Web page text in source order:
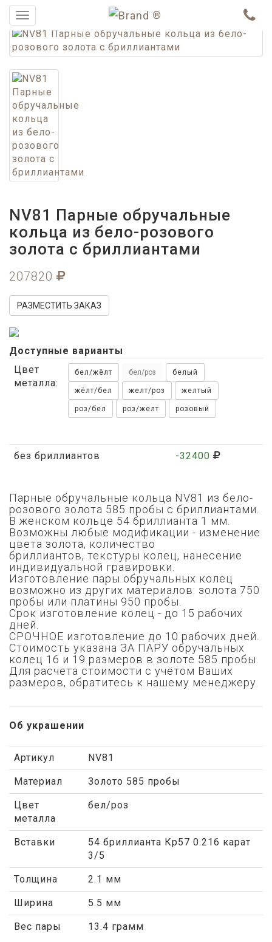
Меню ®
NV81 Парные обручальные
кольца из бело-розового
золота с бриллиантами
207820
РАЗМЕСТИТЬ ЗАКАЗ
Доступные варианты
Цвет
металла:
бел/жёлт бел/роз белый
жёлт/бел желт/роз желтый
роз/бел роз/желт розовый
без бриллиантов -32400
Парные обручальные кольца NV81 из бело-
розового золота 585 пробы с бриллиантами.
В женском кольце 54 бриллианта 1 мм.
Возможны любые модификации - изменение
цвета золота, количество
бриллиантов, текстуры колец, нанесение
индивидуальной гравировки.
Изготовление пары обручальных колец
возможно из других материалов: золота 750
пробы или платины 950 пробы.
Срок изготовление колец - до 15 рабочих
дней.
СРОЧНОЕ изготовление до 10 рабочих дней.
Стоимость указана ЗА ПАРУ обручальных
колец 16 и 19 размеров в золоте 585 пробы.
Для расчета стоимости с учётом Ваших
размеров, обратитесь к нашему менеджеру.
Об украшении
Артикул NV81
Материал Золото 585 пробы
Цвет
металла
бел/роз
Вставки
54 бриллианта Кр57 0.216 карат
3/5
Толщина 2.1 мм
Ширина 5.5 мм
Вес пары 13.4 грамм